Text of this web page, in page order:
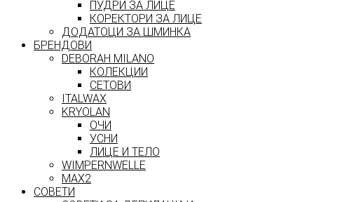
ПУДРИ ЗА ЛИЦЕ
КОРЕКТОРИ ЗА ЛИЦЕ
ДОДАТОЦИ ЗА ШМИНКА
БРЕНДОВИ
DEBORAH MILANO
КОЛЕКЦИИ
СЕТОВИ
ITALWAX
KRYOLAN
ОЧИ
УСНИ
ЛИЦЕ И ТЕЛО
WIMPERNWELLE
MAX2
СОВЕТИ